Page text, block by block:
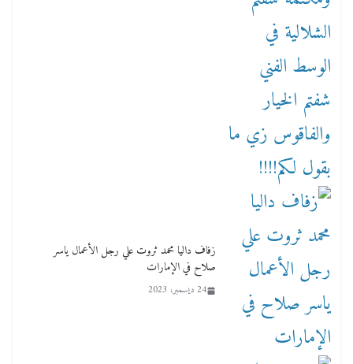
زفاف داليا محمد ثروت علي رجل الأعمال ياسر
صلاح في الإمارات
24 ديسمبر، 2023